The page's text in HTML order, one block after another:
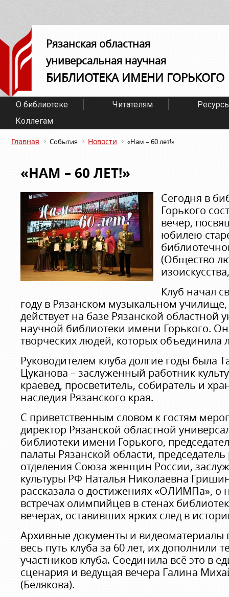
Рязанская областная
универсальная научная
БИБЛИОТЕКА ИМЕНИ ГОРЬКОГО
О библиотеке Читателям
Коллегам
Главная События Новости «Нам – 60 лет!»
«НАМ – 60 ЛЕТ!»
Сегодня в
Горького
вечер,
юбилею
(Общество
Клуб начал
году в Рязанском музыкальном училище,
действует на базе Рязанской областной
научной библиотеки имени Горького.
творческих людей, которых объединила
Руководителем клуба долгие годы была
Цуканова – заслуженный работник
краевед, просветитель, собиратель и
наследия Рязанского края.
С приветственным словом к гостям
директор Рязанской областной
библиотеки имени Горького,
палаты Рязанской области,
отделения Союза женщин России,
культуры РФ Наталья Николаевна
рассказала о достижениях «ОЛИМПа», о
встречах олимпийцев в стенах
вечерах, оставивших ярких след в
Архивные документы и видеоматериалы
весь путь клуба за 60 лет, их дополнили
участников клуба. Соединила всё это в
сценария и ведущая вечера Галина
(Белякова).